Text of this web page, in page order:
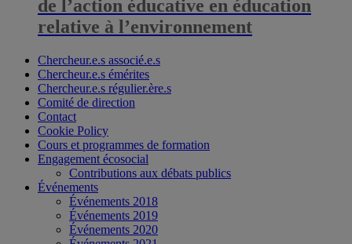
de l’action éducative en éducation
relative à l’environnement
Chercheur.e.s associé.e.s
Chercheur.e.s émérites
Chercheur.e.s régulier.ère.s
Comité de direction
Contact
Cookie Policy
Cours et programmes de formation
Engagement écosocial
Contributions aux débats publics
Événements
Événements 2018
Événements 2019
Événements 2020